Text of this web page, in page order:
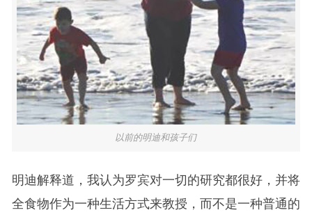
以前的明迪和孩子们
明迪解释道，我认为罗宾对一切的研究都很好，并将
全食物作为一种生活方式来教授，而不是一种普通的